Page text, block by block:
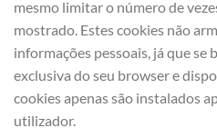
mesmo limitar o número de
mostrado. Estes cookies não
informações pessoais, já que se
exclusiva do seu browser e
cookies apenas são instalados
utilizador.